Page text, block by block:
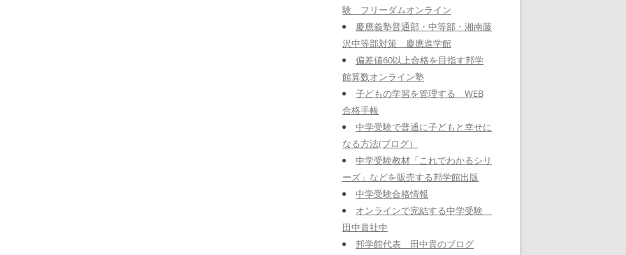
験 フリーダムオンライン
慶應義塾普通部・中等部・湘南藤
沢中等部対策 慶應進学館
偏差値60以上合格を目指す邦学
館算数オンライン塾
子どもの学習を管理する WEB
合格手帳
中学受験で普通に子どもと幸せに
なる方法(ブログ）
中学受験教材「これでわかるシリ
ーズ」などを販売する邦学館出版
中学受験合格情報
オンラインで完結する中学受験
田中貴社中
邦学館代表 田中貴のブログ